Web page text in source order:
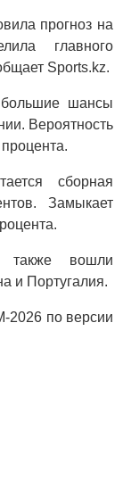
прогноз на
главного
Sports.kz.
шансы
Вероятность
сборная
Замыкает
также вошли
и Португалия.
2026 по версии